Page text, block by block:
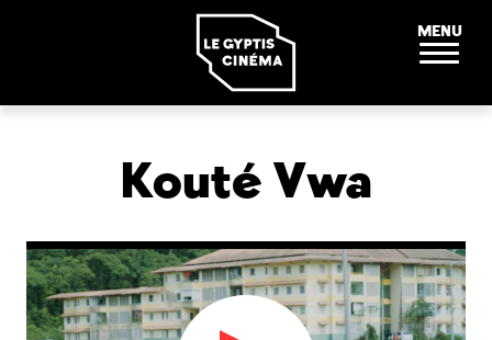
MENU
Kouté Vwa
Panneau de gestion des cookies